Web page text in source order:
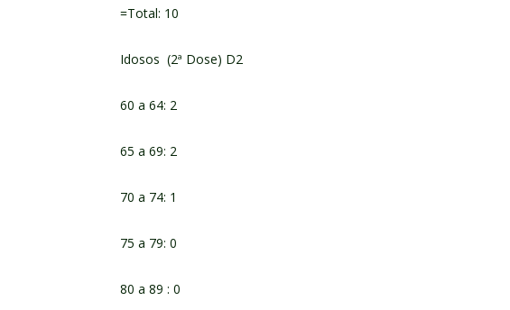
=Total: 10
Idosos (2ª Dose) D2
60 a 64: 2
65 a 69: 2
70 a 74: 1
75 a 79: 0
80 a 89 : 0